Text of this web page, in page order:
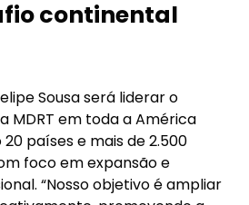
de interiorização da MDRT já
“Recentemente estive
com produção
membros. Isso
crescimento em praças
a fundo o movimento”,